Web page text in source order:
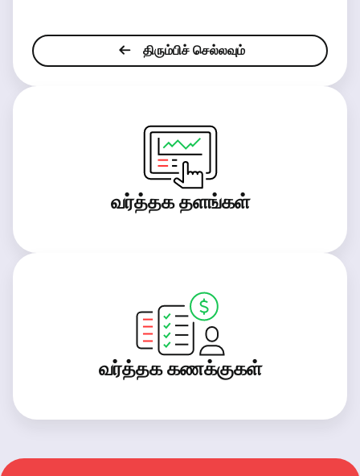
திரும்பிச் செல்லவும்
வர்த்தக தளங்கள்
வர்த்தக கணக்குகள்